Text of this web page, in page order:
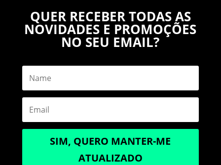
QUER RECEBER TODAS AS
NOVIDADES E PROMOÇÕES
NO SEU EMAIL?
SIM, QUERO MANTER-ME
ATUALIZADO